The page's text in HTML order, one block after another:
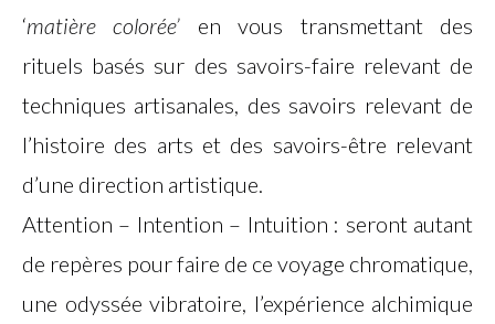
‘matière colorée’ en vous transmettant des
rituels basés sur des savoirs-faire relevant de
techniques artisanales, des savoirs relevant de
l’histoire des arts et des savoirs-être relevant
d’une direction artistique.
Attention – Intention – Intuition : seront autant
de repères pour faire de ce voyage chromatique,
une odyssée vibratoire, l’expérience alchimique